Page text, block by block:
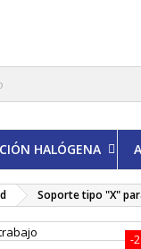
HALÓGENA
Soporte tipo "X"
-